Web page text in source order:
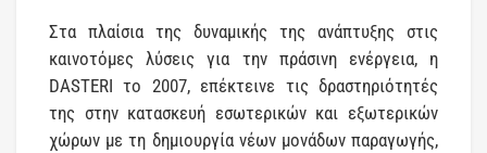
Στα πλαίσια της δυναμικής της ανάπτυξης στις
καινοτόμες λύσεις για την πράσινη ενέργεια, η
DASTERI το 2007, επέκτεινε τις δραστηριότητές
της στην κατασκευή εσωτερικών και εξωτερικών
χώρων με τη δημιουργία νέων μονάδων παραγωγής,